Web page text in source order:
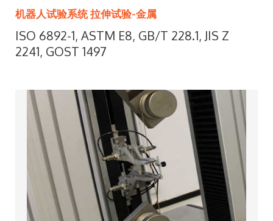
机器人试验系统 拉伸试验-金属
ISO 6892-1, ASTM E8, GB/T 228.1, JIS Z
2241, GOST 1497